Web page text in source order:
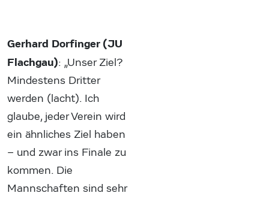
Gerhard Dorfinger (JU
Flachgau): „Unser Ziel?
Mindestens Dritter
werden (lacht). Ich
glaube, jeder Verein wird
ein ähnliches Ziel haben
– und zwar ins Finale zu
kommen. Die
Mannschaften sind sehr